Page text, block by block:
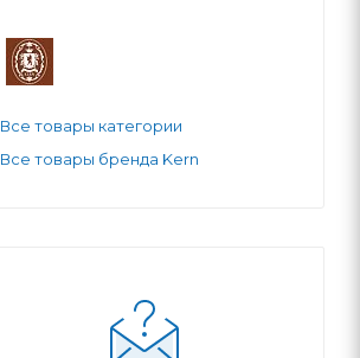
Все товары категории
Все товары бренда Kern